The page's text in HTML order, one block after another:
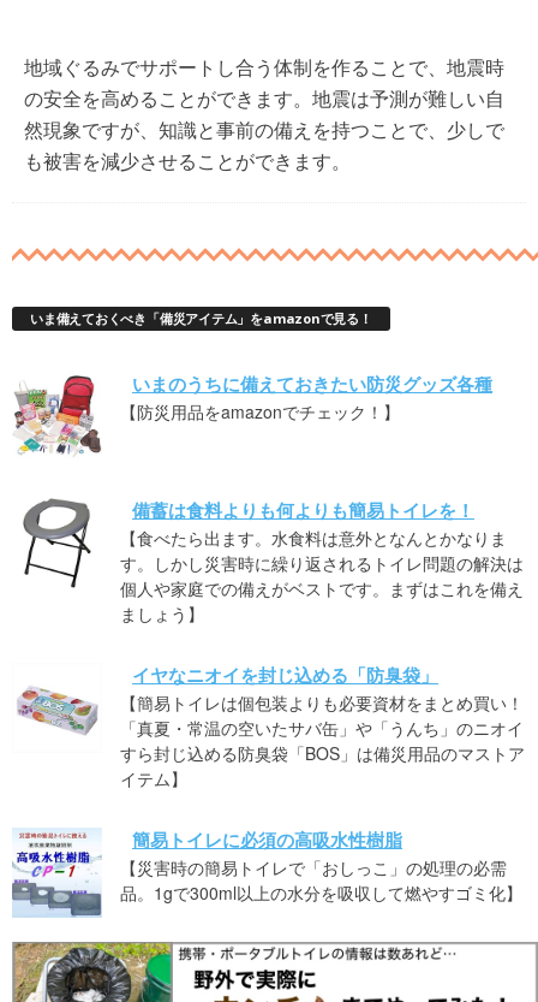
地域ぐるみでサポートし合う体制を作ることで、地震時
の安全を高めることができます。地震は予測が難しい自
然現象ですが、知識と事前の備えを持つことで、少しで
も被害を減少させることができます。
いま備えておくべき「備災アイテム」をamazonで見る！
いまのうちに備えておきたい防災グッズ各種
【防災用品をamazonでチェック！】
備蓄は食料よりも何よりも簡易トイレを！
【食べたら出ます。水食料は意外となんとかなりま
す。しかし災害時に繰り返されるトイレ問題の解決は
個人や家庭での備えがベストです。まずはこれを備え
ましょう】
イヤなニオイを封じ込める「防臭袋」
【簡易トイレは個包装よりも必要資材をまとめ買い！
「真夏・常温の空いたサバ缶」や「うんち」のニオイ
すら封じ込める防臭袋「BOS」は備災用品のマストア
イテム】
簡易トイレに必須の高吸水性樹脂
【災害時の簡易トイレで「おしっこ」の処理の必需
品。1gで300ml以上の水分を吸収して燃やすゴミ化】